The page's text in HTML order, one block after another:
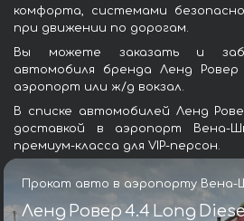
комфорта, системами
при движении по дорогам.
Вы можете заказать и
автомобиля бренда Ленд
аэропорт или ж/д вокзал.
В списке автомобилей Ленд
доставкой в аэропорт Вена-
премиум-класса для VIP-персон.
Прокат авто в аэропорту Вена-
Ленд Ровер 4.4 Long